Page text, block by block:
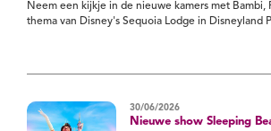
Neem een kijkje in de nieuwe kamers met Bambi,
thema van Disney's Sequoia Lodge in Disneyland
30/06/2026
Nieuwe show Sleeping